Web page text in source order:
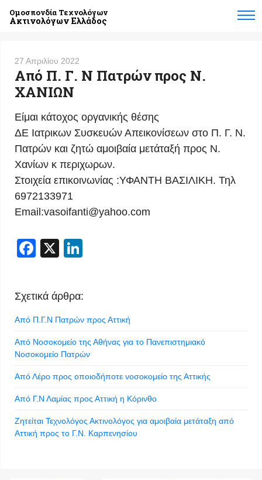
Ομοσπονδία Τεχνολόγων
Ακτινολόγων Ελλάδος
27 Απριλίου 2022
Από Π. Γ. Ν Πατρών προς Ν.
ΧΑΝΙΩΝ
Είμαι κάτοχος οργανικής θέσης
ΔΕ Ιατρικων Συσκευών Απεικονίσεων στο Π. Γ. Ν.
Πατρών και ζητώ αμοιβαία μετάταξή προς Ν.
Χανίων κ περιχωρων.
Στοιχεία επικοινωνίας :ΥΦΑΝΤΗ ΒΑΣΙΛΙΚΗ. Τηλ
6972133971
Email:vasoifanti@yahoo.com
Facebook
X
Σχετικά άρθρα:
Από Π.Γ.Ν Πατρών προς Αττική
Από Νοσοκομείο της Αθήνας για το Πανεπιστημιακό
Νοσοκομείο Πατρών
Από Λέρο προς οποιοδήποτε νοσοκομείο της Αττικής
Από Γ.Ν Λαμίας προς Αττική η Κόρινθο
Ζητείται Τεχνολόγος Ακτινολόγος για αμοιβαία μετάταξη από
Αττική προς το Γ.Ν. Καρπενησίου